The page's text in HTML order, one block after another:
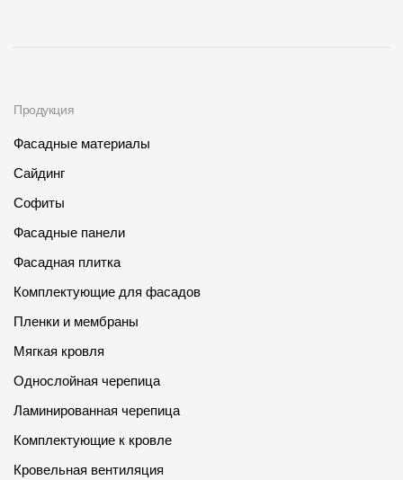
Продукция
Фасадные материалы
Сайдинг
Софиты
Фасадные панели
Фасадная плитка
Комплектующие для фасадов
Пленки и мембраны
Мягкая кровля
Однослойная черепица
Ламинированная черепица
Комплектующие к кровле
Кровельная вентиляция